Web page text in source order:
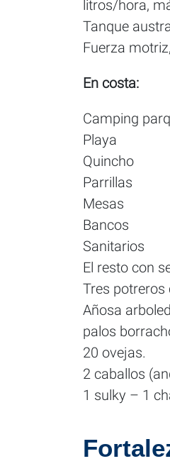
litros/hora,
Tanque
Fuerza
En costa:
Camping
Playa
Quincho
Parrillas
Mesas
Bancos
Sanitarios
El resto con
Tres potreros
Añosa
palos
20 ovejas.
2 caballos
1 sulky – 1